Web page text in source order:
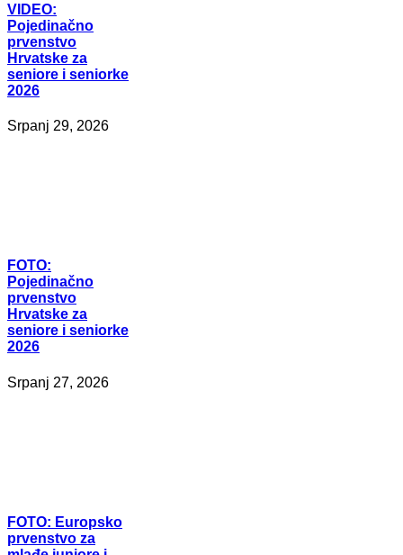
VIDEO:
Pojedinačno
prvenstvo
Hrvatske za
seniore i seniorke
2026
Srpanj 29, 2026
FOTO:
Pojedinačno
prvenstvo
Hrvatske za
seniore i seniorke
2026
Srpanj 27, 2026
FOTO: Europsko
prvenstvo za